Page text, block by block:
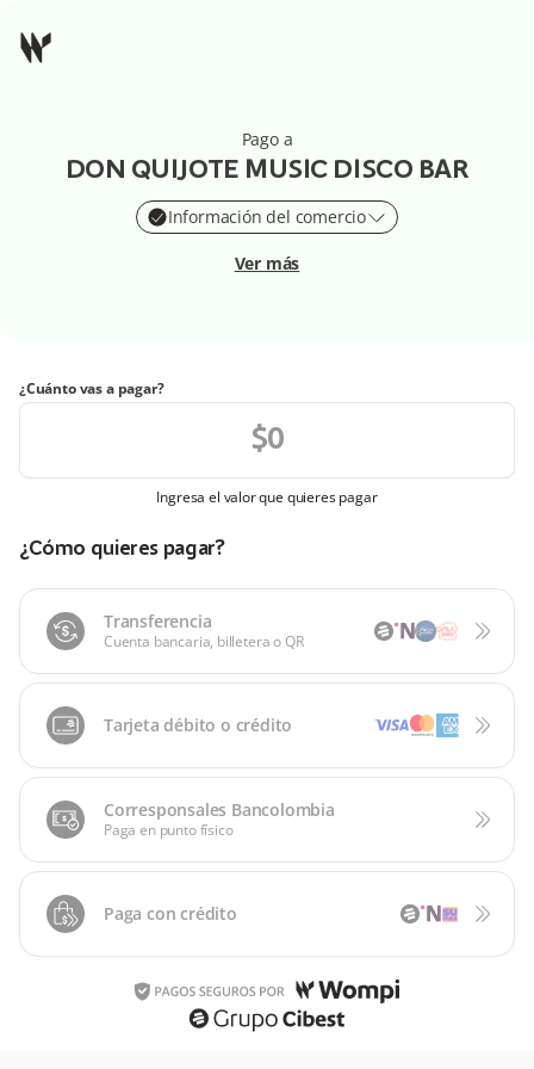
Pago a
DON QUIJOTE MUSIC DISCO BAR
Información del comercio
Ver más
¿Cuánto vas a pagar?
Ingresa el valor que quieres pagar
¿Cómo quieres pagar?
Transferencia
Cuenta bancaria, billetera o QR
Tarjeta débito o crédito
Corresponsales Bancolombia
Paga en punto físico
Paga con crédito